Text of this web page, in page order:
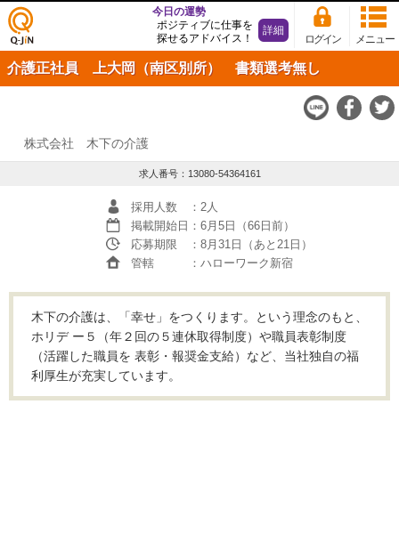
仕事
探し
の求
Q-JiN
メニュー
ログイン
今日の運勢
ポジティブに仕事を
探せるアドバイス！
詳細
介護正社員 上大岡（南区別所） 書類選考無し
株式会社 木下の介護
求人番号：13080-54364161
採用人数
：2人
掲載開始日 ：6月5日（66日前）
応募期限
：8月31日（あと21日）
管轄
：ハローワーク新宿
木下の介護は、「幸せ」をつくります。という理念のもと、
ホリデ ー５（年２回の５連休取得制度）や職員表彰制度
（活躍した職員を 表彰・報奨金支給）など、当社独自の福
利厚生が充実しています。